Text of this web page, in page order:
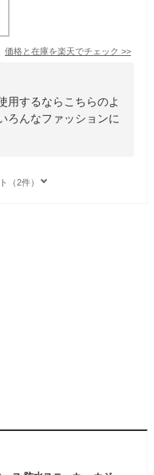
価格と在庫を楽天でチェック >>
用するならこちらのよ
ろんなファッションに
（2件）